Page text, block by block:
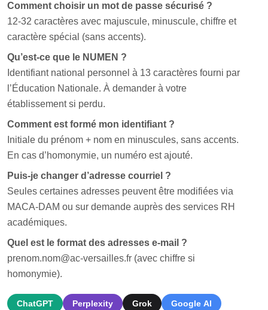
Comment choisir un mot de passe sécurisé ?
12-32 caractères avec majuscule, minuscule, chiffre et
caractère spécial (sans accents).
Qu’est-ce que le NUMEN ?
Identifiant national personnel à 13 caractères fourni par
l’Éducation Nationale. À demander à votre
établissement si perdu.
Comment est formé mon identifiant ?
Initiale du prénom + nom en minuscules, sans accents.
En cas d’homonymie, un numéro est ajouté.
Puis-je changer d’adresse courriel ?
Seules certaines adresses peuvent être modifiées via
MACA-DAM ou sur demande auprès des services RH
académiques.
Quel est le format des adresses e-mail ?
prenom.nom@ac-versailles.fr (avec chiffre si
homonymie).
ChatGPT Perplexity Grok
Google AI